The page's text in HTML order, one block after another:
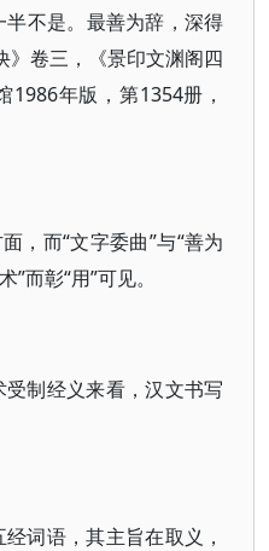
不是。最善为辞，深得
》卷三，《景印文渊阁四
1986年版，第1354册，
，而“文字委曲”与“善为
而彰“用”可见。
制经义来看，汉文书写
词语，其主旨在取义，